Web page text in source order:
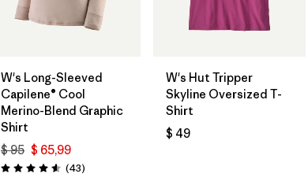
W's Long-Sleeved
Capilene® Cool
Merino-Blend Graphic
Shirt
$ 95 $ 65,99
Valoración: 4.6 / 5
(43Comentarios
)
W's Hut Tripper
Skyline Oversized T-
Shirt
$ 49